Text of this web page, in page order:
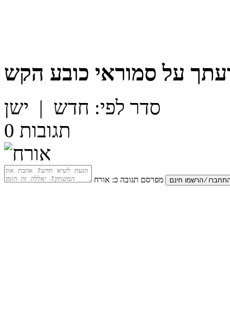
על סמוראי כובע הקש
סדר לפי: חדש | ישן
0 תגובות
מפרסם תגובה כ: אורח